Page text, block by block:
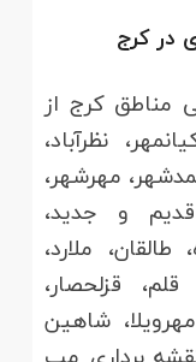
در کرج
مناطق کرج از
نظرآباد،
مهرشهر،
و جدید،
ملارد،
قزلحصار،
شاهین